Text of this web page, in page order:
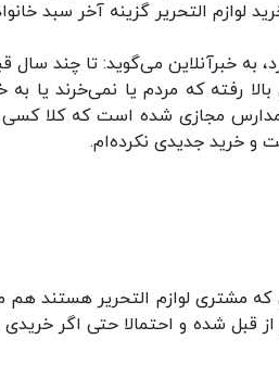
دارد، به خبرآنلاین می‌گوید: تا
رفته که مردم یا نمی‌خرند یا به
و مدارس مجازی شده است که کلا
خرید جدیدی نکرده‌ام.
که مشتری لوازم التحریر هستند هم
قبل شده و احتمالا حتی اگر